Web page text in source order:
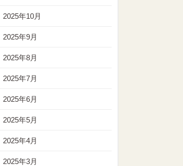
2025年10月
2025年9月
2025年8月
2025年7月
2025年6月
2025年5月
2025年4月
2025年3月